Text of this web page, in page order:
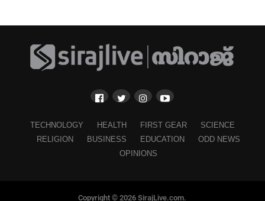
TECHNOLOGY HEALTH FIRST GEAR
SCIENCE
RELIGION
BUSINESS EDUCATION
ODD NEWS
OPINIONS
Copyright © 2026 SirajLive.com.